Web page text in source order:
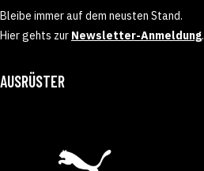
Bleibe immer auf dem neusten Stand.
Hier gehts zur Newsletter-Anmeldung.
AUSRÜSTER